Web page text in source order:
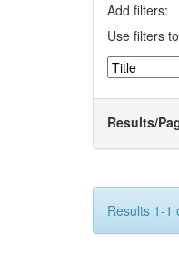
Add filters:
Use filters
Results/
Results 1-1